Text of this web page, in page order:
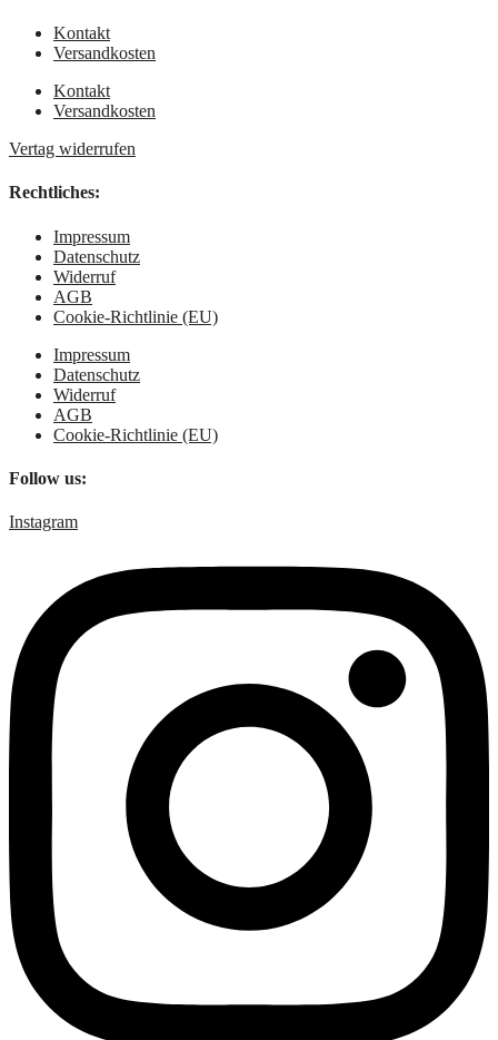
Kontakt
Versandkosten
Kontakt
Versandkosten
Vertag widerrufen
Rechtliches:
Impressum
Datenschutz
Widerruf
AGB
Cookie-Richtlinie (EU)
Impressum
Datenschutz
Widerruf
AGB
Cookie-Richtlinie (EU)
Follow us:
Instagram